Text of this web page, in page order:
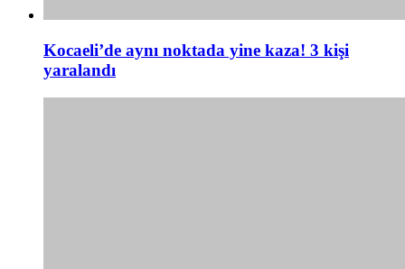
Kocaeli’de aynı noktada yine kaza! 3 kişi
yaralandı